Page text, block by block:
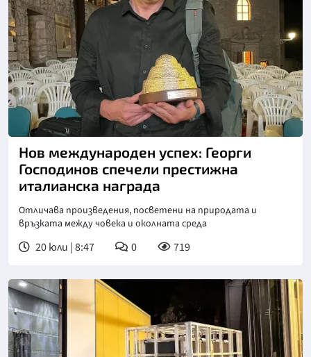
Нов международен успех: Георги
Господинов спечели престижна
италианска награда
Отличава произведения, посветени на природата и
връзката между човека и околната среда
20 юли | 8:47 0 719